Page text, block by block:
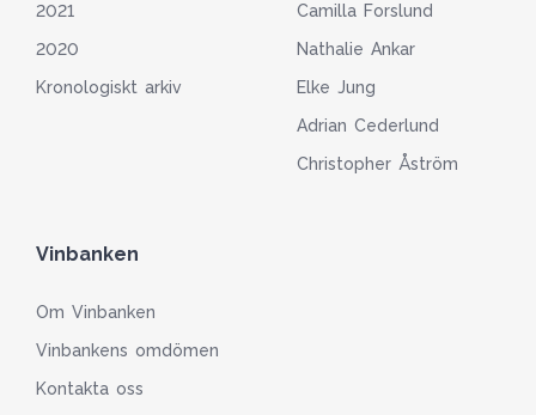
2021
2020
Kronologiskt arkiv
Camilla Forslund
Nathalie Ankar
Elke Jung
Adrian Cederlund
Christopher Åström
Vinbanken
Om Vinbanken
Vinbankens omdömen
Kontakta oss